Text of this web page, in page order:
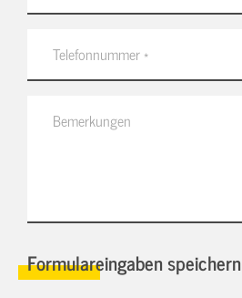
Formulareingaben speichern